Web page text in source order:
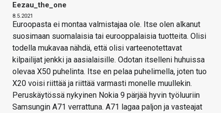
Eezau_the_one
8.5.2021
Euroopasta ei montaa valmistajaa ole. Itse olen alkanut
suosimaan suomalaisia tai eurooppalaisia tuotteita. Olisi
todella mukavaa nähdä, että olisi varteenotettavat
kilpailijat jenkki ja aasialaisille. Odotan itselleni huhuissa
olevaa X50 puhelinta. Itse en pelaa puhelimella, joten tuo
X20 voisi riittää ja riittää varmasti monelle muullekin.
Peruskäytössä nykyinen Nokia 9 pärjää hyvin työluuriin
Samsungin A71 verrattuna. A71 lagaa paljon ja vasteajat